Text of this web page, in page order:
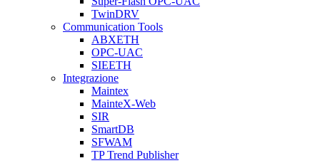
TwinDRV
Communication Tools
ABXETH
OPC-UAC
SIEETH
Integrazione
Maintex
MainteX-Web
SIR
SmartDB
SFWAM
TP Trend Publisher